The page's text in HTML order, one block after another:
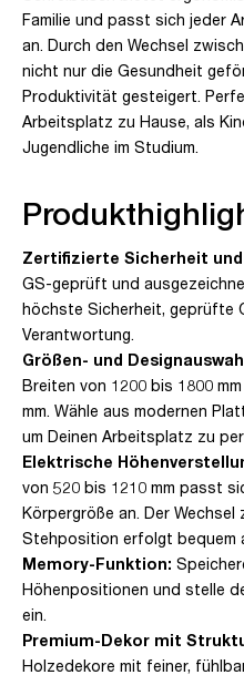
Familie und passt sich jeder
an. Durch den Wechsel
nicht nur die Gesundheit
Produktivität gesteigert.
Arbeitsplatz zu Hause, als
Jugendliche im Studium.
Zertifizierte Sicherheit
GS-geprüft und
höchste Sicherheit, geprüfte
Verantwortung.
Größen- und
Breiten von 1200 bis 1800
mm. Wähle aus modernen
um Deinen Arbeitsplatz zu
Elektrische
von 520 bis 1210 mm passt
Körpergröße an. Der
Stehposition erfolgt bequem
Memory-Funktion:
Höhenpositionen und stelle
ein.
Premium-Dekor mit
Holzedekore mit feiner,